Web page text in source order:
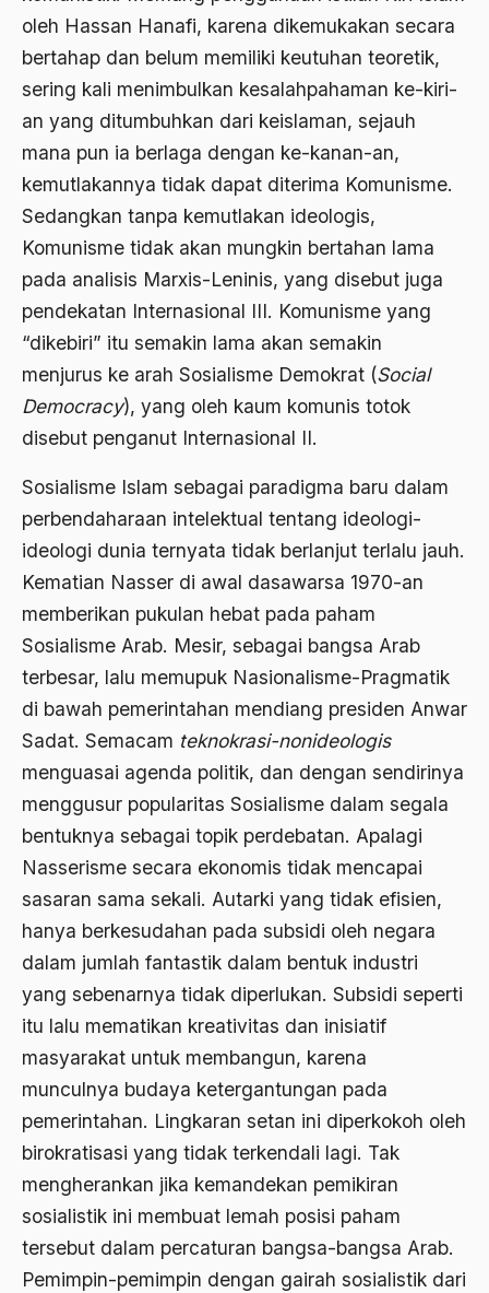
oleh Hassan Hanafi, karena dikemukakan secara
bertahap dan belum memiliki keutuhan teoretik,
sering kali menimbulkan kesalahpahaman ke-kiri-
an yang ditumbuhkan dari keislaman, sejauh
mana pun ia berlaga dengan ke-kanan-an,
kemutlakannya tidak dapat diterima Komunisme.
Sedangkan tanpa kemutlakan ideologis,
Komunisme tidak akan mungkin bertahan lama
pada analisis Marxis-Leninis, yang disebut juga
pendekatan Internasional III. Komunisme yang
“dikebiri” itu semakin lama akan semakin
menjurus ke arah Sosialisme Demokrat (Social
Democracy), yang oleh kaum komunis totok
disebut penganut Internasional II.
Sosialisme Islam sebagai paradigma baru dalam
perbendaharaan intelektual tentang ideologi-
ideologi dunia ternyata tidak berlanjut terlalu jauh.
Kematian Nasser di awal dasawarsa 1970-an
memberikan pukulan hebat pada paham
Sosialisme Arab. Mesir, sebagai bangsa Arab
terbesar, lalu memupuk Nasionalisme-Pragmatik
di bawah pemerintahan mendiang presiden Anwar
Sadat. Semacam teknokrasi-nonideologis
menguasai agenda politik, dan dengan sendirinya
menggusur popularitas Sosialisme dalam segala
bentuknya sebagai topik perdebatan. Apalagi
Nasserisme secara ekonomis tidak mencapai
sasaran sama sekali. Autarki yang tidak efisien,
hanya berkesudahan pada subsidi oleh negara
dalam jumlah fantastik dalam bentuk industri
yang sebenarnya tidak diperlukan. Subsidi seperti
itu lalu mematikan kreativitas dan inisiatif
masyarakat untuk membangun, karena
munculnya budaya ketergantungan pada
pemerintahan. Lingkaran setan ini diperkokoh oleh
birokratisasi yang tidak terkendali lagi. Tak
mengherankan jika kemandekan pemikiran
sosialistik ini membuat lemah posisi paham
tersebut dalam percaturan bangsa-bangsa Arab.
Pemimpin-pemimpin dengan gairah sosialistik dari
amerika serikat
Amien Rais
Amin Iskandar
Amir
Amir Syakib Arsalan
Amirn Rais
amrozi
Anak ibrahim
Anatomi
Andre Gide
Angkatan Laut AS
Ansor
Antara Keyakinan dan Keuletan
Anti Kekerasan
Anti Klimak
Anti-Kekerasan
António de Oliveira Salazar
Antonio Gramsci
antropologi
antroposentrisme
Anwar Ibrahim
Anwar Sadat
apa yang kau cari palupi
Aparat Keamanan
APEC
Apel Akbar NU
APRI